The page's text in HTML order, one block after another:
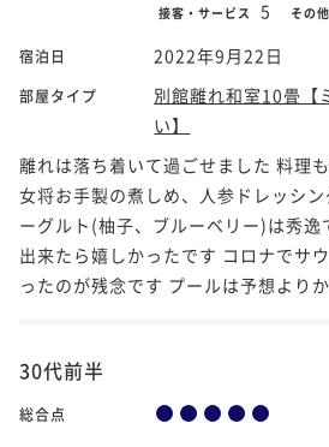
接客・サービス 5 その
宿泊日 2022年9月22日
部屋タイプ
別館離れ和室10畳【
い】
離れは落ち着いて過ごせました 料理
女将お手製の煮しめ、人参ドレッシ
ーグルト(柚子、ブルーベリー)は秀逸
出来たら嬉しかったです コロナでサ
ったのが残念です プールは予想より
30代前半
総合点